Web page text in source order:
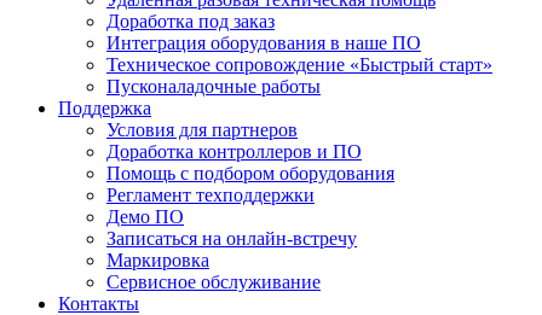
Доработка под заказ
Интеграция оборудования в наше ПО
Техническое сопровождение «Быстрый старт»
Пусконаладочные работы
Поддержка
Условия для партнеров
Доработка контроллеров и ПО
Помощь с подбором оборудования
Регламент техподдержки
Демо ПО
Записаться на онлайн-встречу
Маркировка
Сервисное обслуживание
Контакты